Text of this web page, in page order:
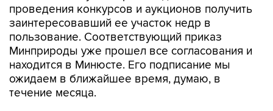
проведения конкурсов и аукционов получить
заинтересовавший ее участок недр в
пользование. Соответствующий приказ
Минприроды уже прошел все согласования и
находится в Минюсте. Его подписание мы
ожидаем в ближайшее время, думаю, в
течение месяца.